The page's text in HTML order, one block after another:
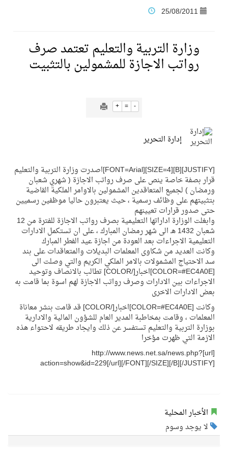
25/08/2011
وزارة التربية والتعليم تعتمد صرف
رواتب الاجازة للمشمولين بالتثبيت
+ = -
إدارة التحرير
[JUSTIFY][B][SIZE=4][FONT=Arial]اصدرت وزارة التربية والتعليم
قرار بصفة خاصة ينص على صرف رواتب الاجازة ( شهري شعبان
ورمضان ) لجميع المتعاقدين المشمولين بالاوامر الملكية القاضية
بتثبيتهم على وظائف رسمية ، حيث يعتبرون حاليا موظفين رسميين
حتى صدور قرارات تعيينهم
وابغلت الوزارة اداراتها التعليمية بصرف رواتب الاجازة للفترة من 12
شعبان 1432 هـ الى شهر رمضان المبارك ، على ان تستكمل الادارات
التعليمية الاجراءات بعد العودة من اجازة عيد الفطر المبارك
وكانت العديد من شكاوى المعلمات البديلات والمتعاقدات على بند
سد الاحتياج المشمولات بالامر الملكي الكريم والتي وصلت الى
[COLOR=#EC4A0E]اخبار[/COLOR] تطالب بالانصاف وتوحيد
الاجراءات بين الادارات وصرف رواتب الاجازة لهم اسوة بما قامت به
بعض الادارات الاخرى
وكانت [COLOR=#EC4A0E]اخبار[/COLOR] قد قامت بنشر معاناة
المعلمات ، وقامت بمخاطبة المدير العام للشؤون المالية والادارية
بوزارة التربية والتعليم تستفسر عن ذلك وايجاد طريقه لاحتواء هذه
الازمة التي ظهرت مؤخرا
[url]http://www.news.net.sa/news.php?
action=show&id=229[/url][/FONT][/SIZE][/B][/JUSTIFY]
الأخبار المحلية
لا يوجد وسوم